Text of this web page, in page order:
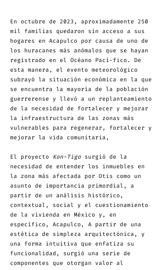
En octubre de 2023, aproximadamente 250
mil familias quedaron sin acceso a sus
hogares en Acapulco por causa de uno de
los huracanes más anómalos que se hayan
registrado en el Océano Pací-fico. De
esta manera, el evento meteorológico
subrayó la situación económica en la que
se encuentra la mayoría de la población
guerrerense y llevó a un replanteamiento
de la necesidad de fortalecer y mejorar
la infraestructura de las zonas más
vulnerables para regenerar, fortalecer y
mejorar la vida comunitaria,
El proyecto Kon-Tigo surgió de la
necesidad de entender los inmuebles en
la zona más afectada por Otis como un
asunto de importancia primordial, a
partir de un análisis histórico,
contextual, social y el cuestionamiento
de la vivienda en México y, en
específico, Acapulco, A partir de una
estética de simpleza arquitectónica, y
una forma intuitiva que enfatiza su
funcionalidad, surgió una serie de
componentes que otorgan valor al